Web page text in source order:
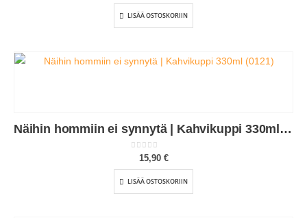
LISÄÄ OSTOSKORIIN
Näihin hommiin ei synnytä | Kahvikuppi 330ml (0121)
out of 5
15,90 €
LISÄÄ OSTOSKORIIN